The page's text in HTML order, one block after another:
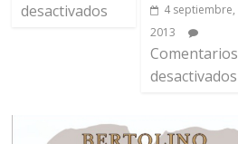
desactivados
4 septiembre,
2013
Comentarios
desactivados